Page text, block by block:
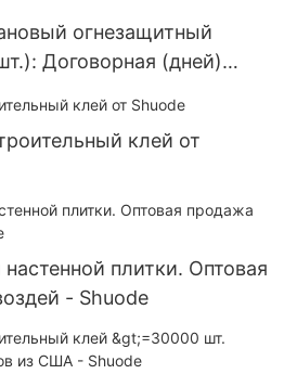
огнезащитный
Договорная (дней)
из США 7
клей от
плитки. Оптовая
- Shuode